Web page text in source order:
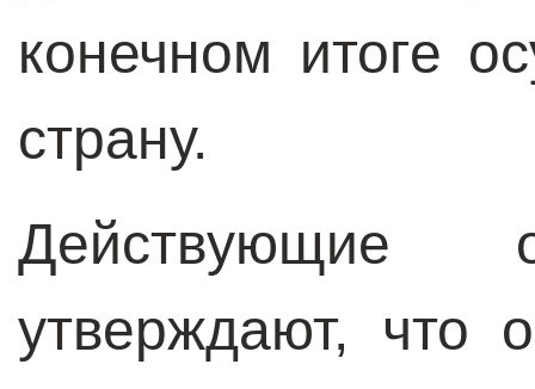
конечном итоге
страну.
Действующие
утверждают, что